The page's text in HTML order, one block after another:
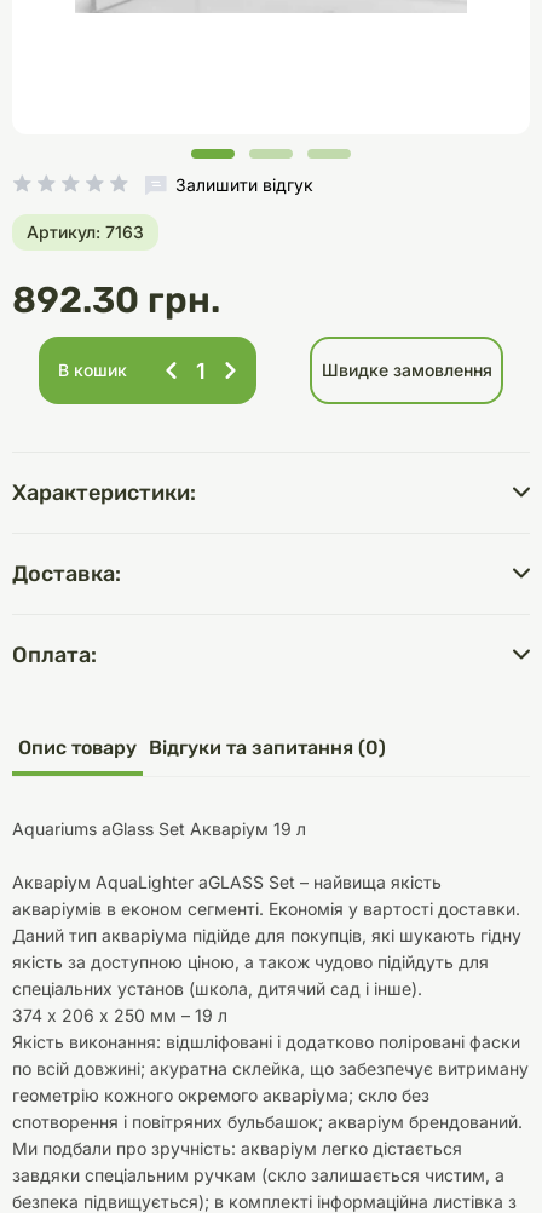
Залишити відгук
Артикул: 7163
892.30 грн.
В кошик Швидке замовлення
Характеристики:
Доставка:
Оплата:
Опис товару Відгуки та запитання (0)
Aquariums aGlass Set Акваріум 19 л
Акваріум AquaLighter aGLASS Set – найвища якість
акваріумів в економ сегменті. Економія у вартості доставки.
Даний тип акваріума підійде для покупців, які шукають гідну
якість за доступною ціною, а також чудово підійдуть для
спеціальних установ (школа, дитячий сад і інше).
374 х 206 х 250 мм – 19 л
Якість виконання: відшліфовані і додатково поліровані фаски
по всій довжині; акуратна склейка, що забезпечує витриману
геометрію кожного окремого акваріума; скло без
спотворення і повітряних бульбашок; акваріум брендований.
Ми подбали про зручність: акваріум легко дістається
завдяки спеціальним ручкам (скло залишається чистим, а
безпека підвищується); в комплекті інформаційна листівка з